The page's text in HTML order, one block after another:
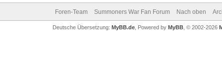
Foren-Team Summoners War Fan Forum Nach oben
Deutsche Übersetzung: MyBB.de, Powered by MyBB, © 2002-2026